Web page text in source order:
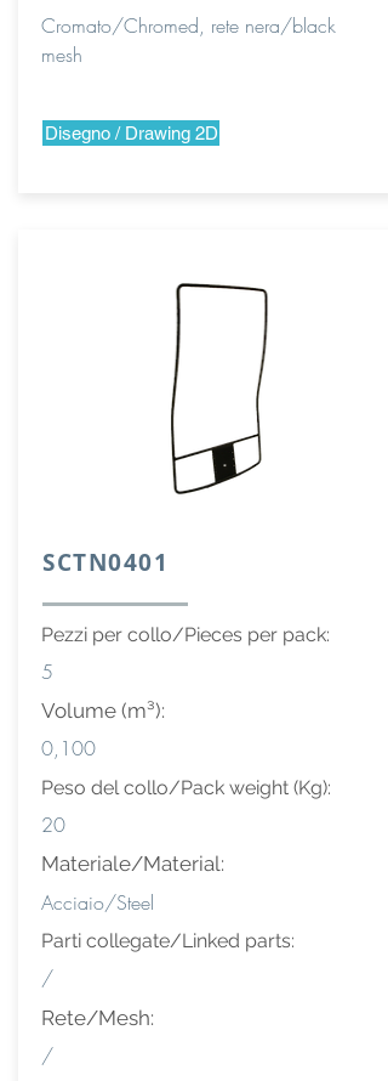
Cromato/Chromed, rete nera/black
mesh
Disegno / Drawing 2D
SCTN0401
Pezzi per collo/Pieces per pack:
5
Volume (m³):
0,100
Peso del collo/Pack weight (Kg):
20
Materiale/Material:
Acciaio/Steel
Parti collegate/Linked parts:
/
Rete/Mesh:
/